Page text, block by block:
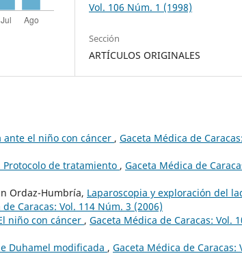
Vol. 106 Núm. 1 (1998)
Sección
ARTÍCULOS ORIGINALES
el niño con cáncer , Gaceta Médica de Caracas:
de tratamiento , Gaceta Médica de
Ordaz-Humbría, Laparoscopia y exploración del
Caracas: Vol. 114 Núm. 3 (2006)
niño con cáncer , Gaceta Médica de Caracas: Vol.
Duhamel modificada , Gaceta Médica de Caracas: